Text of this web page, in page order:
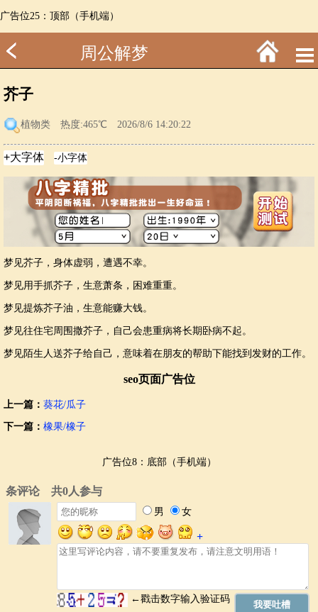
广告位25：顶部（手机端）
周公解梦
芥子
植物类 热度:465℃ 2026/8/6 14:20:22
梦见芥子，身体虚弱，遭遇不幸。
梦见用手抓芥子，生意萧条，困难重重。
梦见提炼芥子油，生意能赚大钱。
梦见往住宅周围撒芥子，自己会患重病将长期卧病不起。
梦见陌生人送芥子给自己，意味着在朋友的帮助下能找到发财的工作。
seo页面广告位
上一篇： 葵花/瓜子
下一篇： 橡果/橡子
广告位8：底部（手机端）